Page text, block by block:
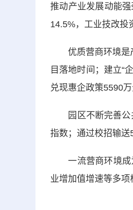
推动产业发展动能
14.5%，工业技改投
优质营商环境是产
目落地时间；建立“
兑现惠企政策5590
园区不断完善公共
指数；通过校招输送
一流营商环境成为
业增加值增速等多项